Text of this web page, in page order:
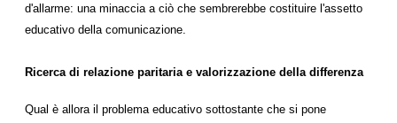
d'allarme: una minaccia a ciò che sembrerebbe costituire l'assetto
educativo della comunicazione.
Ricerca di relazione paritaria e valorizzazione della differenza
Qual è allora il problema educativo sottostante che si pone